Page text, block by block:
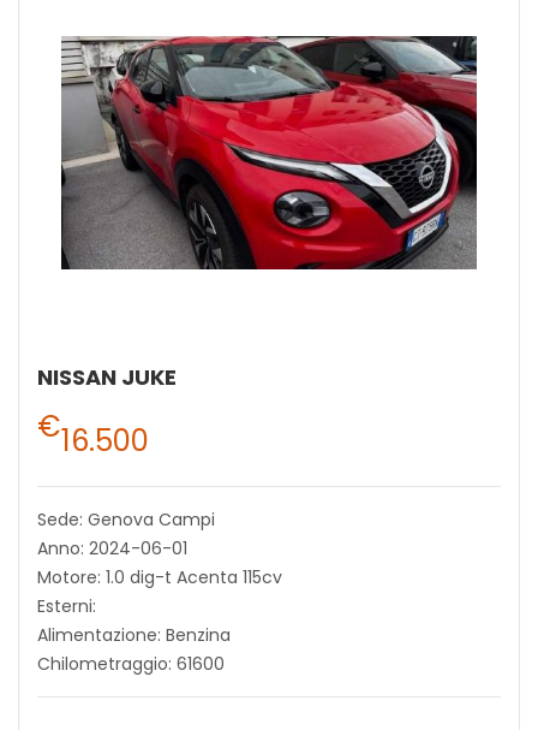
NISSAN JUKE
€16.500
Sede: Genova Campi
Anno: 2024-06-01
Motore: 1.0 dig-t Acenta 115cv
Esterni:
Alimentazione: Benzina
Chilometraggio: 61600